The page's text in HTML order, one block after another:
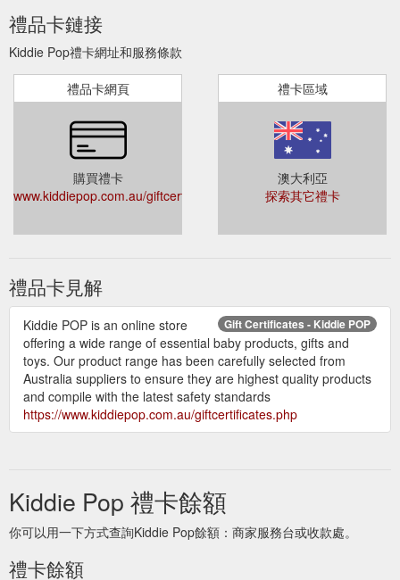
禮品卡鏈接
Kiddie Pop禮卡網址和服務條款
禮品卡網頁
購買禮卡
www.kiddiepop.com.au/giftcertificates.php
禮卡區域
澳大利亞
探索其它禮卡
禮品卡見解
Gift Certificates - Kiddie POP
Kiddie POP is an online store
offering a wide range of essential baby products, gifts and
toys. Our product range has been carefully selected from
Australia suppliers to ensure they are highest quality products
and compile with the latest safety standards
https://www.kiddiepop.com.au/giftcertificates.php
Kiddie Pop 禮卡餘額
你可以用一下方式查詢Kiddie Pop餘額：商家服務台或收款處。
禮卡餘額